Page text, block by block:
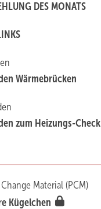
DES MONATS
Wärmebrücken
zum Heizungs-Check
Change Material (PCM)
Kügelchen